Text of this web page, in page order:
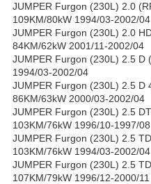
JUMPER Furgon (230L) 2.0
109KM/80kW 1994/03-2002/04
JUMPER Furgon (230L) 2.0
84KM/62kW 2001/11-2002/04
JUMPER Furgon (230L) 2.5 D
1994/03-2002/04
JUMPER Furgon (230L) 2.5 D
86KM/63kW 2000/03-2002/04
JUMPER Furgon (230L) 2.5
103KM/76kW 1996/10-1997/08
JUMPER Furgon (230L) 2.5
103KM/76kW 1994/03-2002/04
JUMPER Furgon (230L) 2.5
107KM/79kW 1996/12-2000/11